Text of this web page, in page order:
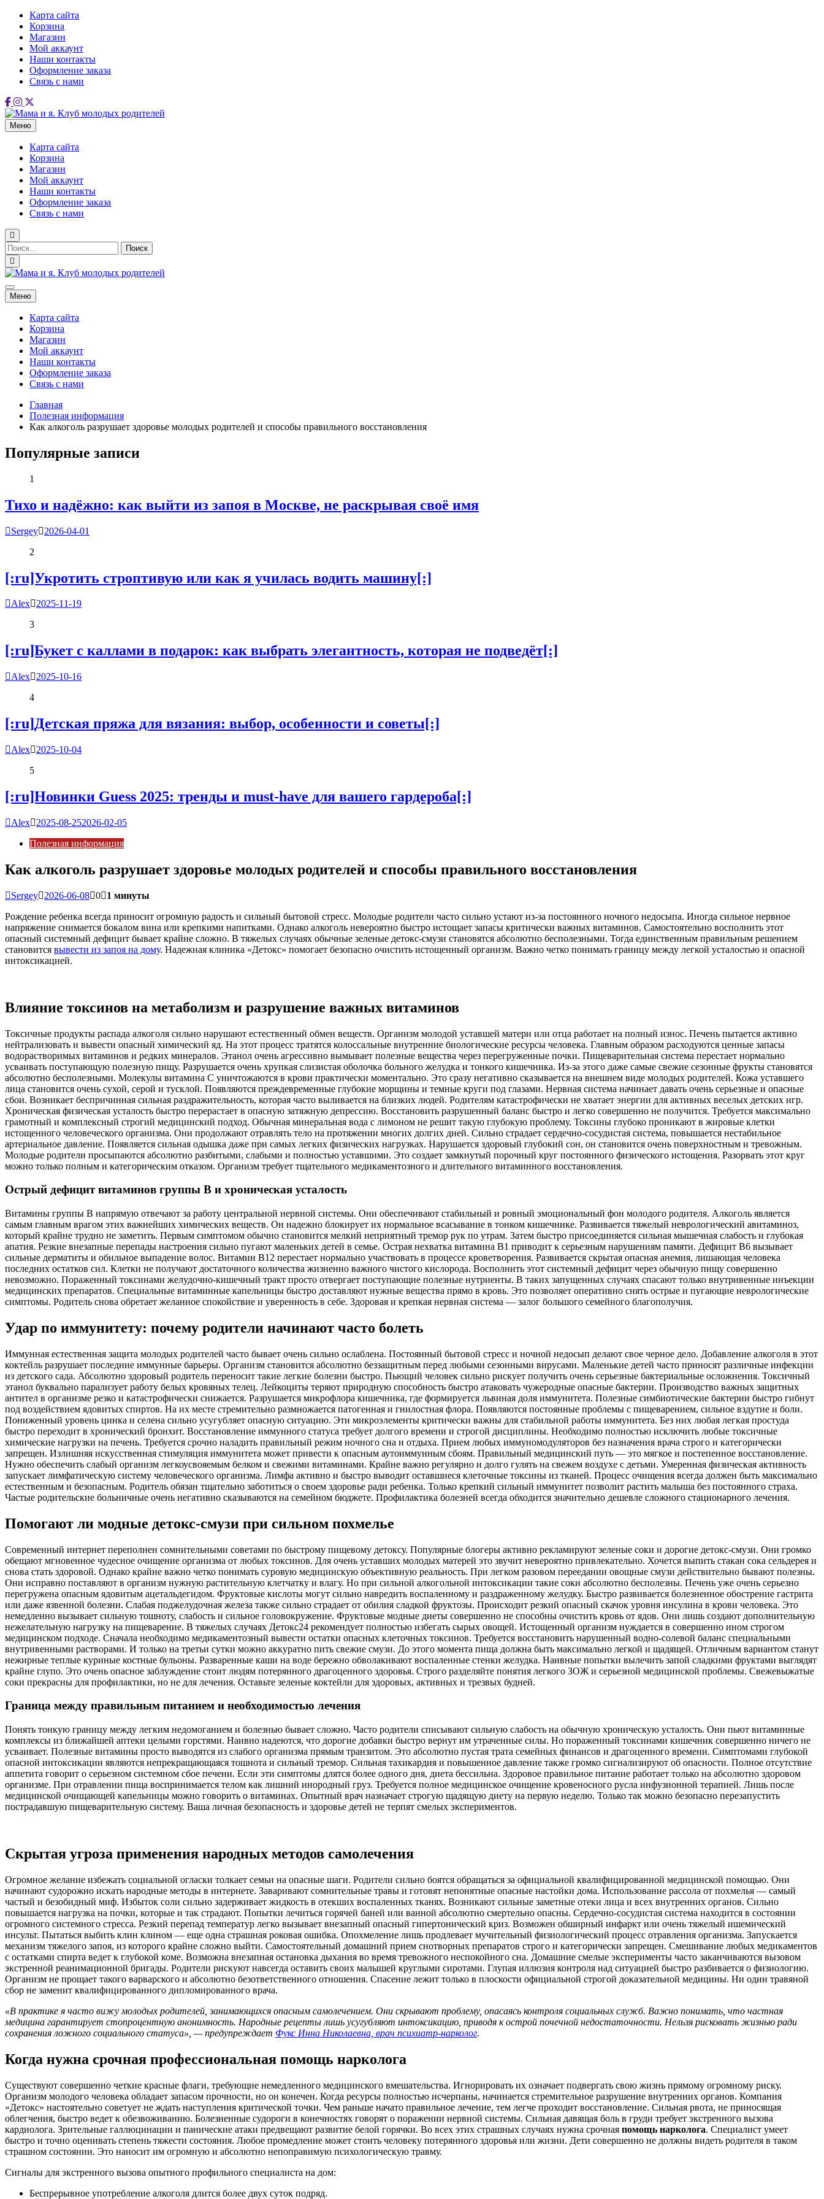
Перейти
содержимому
Карта сайта
Корзина
Магазин
Мой аккаунт
Наши контакты
Оформление заказа
Связь с нами
Мама и я. Клуб молодых родителей
Меню
Карта сайта
Корзина
Магазин
Мой аккаунт
Наши контакты
Оформление заказа
Связь с нами
Мама и я. Клуб молодых родителей
Меню
Карта сайта
Корзина
Магазин
Мой аккаунт
Наши контакты
Оформление заказа
Связь с нами
Главная
Полезная информация
Как алкоголь разрушает здоровье молодых родителей и способы правильного восстановления
Популярные записи
1
Тихо и надёжно: как выйти из запоя в Москве, не раскрывая своё имя
Sergey
2026-04-01
2
[:ru]Укротить строптивую или как я училась водить машину[:]
Alex 2025-11-19
3
[:ru]Букет с каллами в подарок: как выбрать элегантность, которая не подведёт[:]
Alex
2025-10-16
4
[:ru]Детская пряжа для вязания: выбор, особенности и советы[:]
Alex
2025-10-04
5
[:ru]Новинки Guess 2025: тренды и must-have для вашего гардероба[:]
Alex 2025-08-252026-02-05
Полезная информация
Как алкоголь разрушает здоровье молодых родителей и способы правильного восстановления
Sergey 2026-06-08 0
1 минуты
Рождение ребенка всегда приносит огромную радость и сильный бытовой стресс. Молодые родители часто сильно устают из-за постоянного ночного недосыпа. Иногда сильное нервное
напряжение снимается бокалом вина или крепкими напитками. Однако алкоголь невероятно быстро истощает запасы критически важных витаминов. Самостоятельно восполнить этот
опасный системный дефицит бывает крайне сложно. В тяжелых случаях обычные зеленые детокс-смузи становятся абсолютно бесполезными. Тогда единственным правильным решением
становится вывести из запоя на дому. Надежная клиника «Детокс» помогает безопасно очистить истощенный организм. Важно четко понимать границу между легкой усталостью и опасной
интоксикацией.
Влияние токсинов на метаболизм и разрушение важных витаминов
Токсичные продукты распада алкоголя сильно нарушают естественный обмен веществ. Организм молодой уставшей матери или отца работает на полный износ. Печень пытается активно
нейтрализовать и вывести опасный химический яд. На этот процесс тратятся колоссальные внутренние биологические ресурсы человека. Главным образом расходуются ценные запасы
водорастворимых витаминов и редких минералов. Этанол очень агрессивно вымывает полезные вещества через перегруженные почки. Пищеварительная система перестает нормально
усваивать поступающую полезную пищу. Разрушается очень хрупкая слизистая оболочка больного желудка и тонкого кишечника. Из-за этого даже самые свежие сезонные фрукты становятся
абсолютно бесполезными. Молекулы витамина С уничтожаются в крови практически моментально. Это сразу негативно сказывается на внешнем виде молодых родителей. Кожа уставшего
лица становится очень сухой, серой и тусклой. Появляются преждевременные глубокие морщины и темные круги под глазами. Нервная система начинает давать очень серьезные и опасные
сбои. Возникает беспричинная сильная раздражительность, которая часто выливается на близких людей. Родителям катастрофически не хватает энергии для активных веселых детских игр.
Хроническая физическая усталость быстро перерастает в опасную затяжную депрессию. Восстановить разрушенный баланс быстро и легко совершенно не получится. Требуется максимально
грамотный и комплексный строгий медицинский подход. Обычная минеральная вода с лимоном не решит такую глубокую проблему. Токсины глубоко проникают в жировые клетки
истощенного человеческого организма. Они продолжают отравлять тело на протяжении многих долгих дней. Сильно страдает сердечно-сосудистая система, повышается нестабильное
артериальное давление. Появляется сильная одышка даже при самых легких физических нагрузках. Нарушается здоровый глубокий сон, он становится очень поверхностным и тревожным.
Молодые родители просыпаются абсолютно разбитыми, слабыми и полностью уставшими. Это создает замкнутый порочный круг постоянного физического истощения. Разорвать этот круг
можно только полным и категорическим отказом. Организм требует тщательного медикаментозного и длительного витаминного восстановления.
Острый дефицит витаминов группы B и хроническая усталость
Витамины группы B напрямую отвечают за работу центральной нервной системы. Они обеспечивают стабильный и ровный эмоциональный фон молодого родителя. Алкоголь является
самым главным врагом этих важнейших химических веществ. Он надежно блокирует их нормальное всасывание в тонком кишечнике. Развивается тяжелый неврологический авитаминоз,
который крайне трудно не заметить. Первым симптомом обычно становится мелкий неприятный тремор рук по утрам. Затем быстро присоединяется сильная мышечная слабость и глубокая
апатия. Резкие внезапные перепады настроения сильно пугают маленьких детей в семье. Острая нехватка витамина B1 приводит к серьезным нарушениям памяти. Дефицит B6 вызывает
сильные дерматиты и обильное выпадение волос. Витамин B12 перестает нормально участвовать в процессе кроветворения. Развивается скрытая опасная анемия, лишающая человека
последних остатков сил. Клетки не получают достаточного количества жизненно важного чистого кислорода. Восполнить этот системный дефицит через обычную пищу совершенно
невозможно. Пораженный токсинами желудочно-кишечный тракт просто отвергает поступающие полезные нутриенты. В таких запущенных случаях спасают только внутривенные инъекции
медицинских препаратов. Специальные витаминные капельницы быстро доставляют нужные вещества прямо в кровь. Это позволяет оперативно снять острые и пугающие неврологические
симптомы. Родитель снова обретает желанное спокойствие и уверенность в себе. Здоровая и крепкая нервная система — залог большого семейного благополучия.
Удар по иммунитету: почему родители начинают часто болеть
Иммунная естественная защита молодых родителей часто бывает очень сильно ослаблена. Постоянный бытовой стресс и ночной недосып делают свое черное дело. Добавление алкоголя в этот
коктейль разрушает последние иммунные барьеры. Организм становится абсолютно беззащитным перед любыми сезонными вирусами. Маленькие детей часто приносят различные инфекции
из детского сада. Абсолютно здоровый родитель переносит такие легкие болезни быстро. Пьющий человек сильно рискует получить очень серьезные бактериальные осложнения. Токсичный
этанол буквально парализует работу белых кровяных телец. Лейкоциты теряют природную способность быстро атаковать чужеродные опасные бактерии. Производство важных защитных
антител в организме резко и катастрофически снижается. Разрушается микрофлора кишечника, где формируется львиная доля иммунитета. Полезные симбиотические бактерии быстро гибнут
под воздействием ядовитых спиртов. На их месте стремительно размножается патогенная и гнилостная флора. Появляются постоянные проблемы с пищеварением, сильное вздутие и боли.
Пониженный уровень цинка и селена сильно усугубляет опасную ситуацию. Эти микроэлементы критически важны для стабильной работы иммунитета. Без них любая легкая простуда
быстро переходит в хронический бронхит. Восстановление иммунного статуса требует долгого времени и строгой дисциплины. Необходимо полностью исключить любые токсичные
химические нагрузки на печень. Требуется срочно наладить правильный режим ночного сна и отдыха. Прием любых иммуномодуляторов без назначения врача строго и категорически
запрещен. Излишняя искусственная стимуляция иммунитета может привести к опасным аутоиммунным сбоям. Правильный медицинский путь — это мягкое и постепенное восстановление.
Нужно обеспечить слабый организм легкоусвояемым белком и свежими витаминами. Крайне важно регулярно и долго гулять на свежем воздухе с детьми. Умеренная физическая активность
запускает лимфатическую систему человеческого организма. Лимфа активно и быстро выводит оставшиеся клеточные токсины из тканей. Процесс очищения всегда должен быть максимально
естественным и безопасным. Родитель обязан тщательно заботиться о своем здоровье ради ребенка. Только крепкий сильный иммунитет позволит растить малыша без постоянного страха.
Частые родительские больничные очень негативно сказываются на семейном бюджете. Профилактика болезней всегда обходится значительно дешевле сложного стационарного лечения.
Помогают ли модные детокс-смузи при сильном похмелье
Современный интернет переполнен сомнительными советами по быстрому пищевому детоксу. Популярные блогеры активно рекламируют зеленые соки и дорогие детокс-смузи. Они громко
обещают мгновенное чудесное очищение организма от любых токсинов. Для очень уставших молодых матерей это звучит невероятно привлекательно. Хочется выпить стакан сока сельдерея и
снова стать здоровой. Однако крайне важно четко понимать суровую медицинскую объективную реальность. При легком разовом переедании овощные смузи действительно бывают полезны.
Они исправно поставляют в организм нужную растительную клетчатку и влагу. Но при сильной алкогольной интоксикации такие соки абсолютно бесполезны. Печень уже очень серьезно
перегружена опасным ядовитым ацетальдегидом. Фруктовые кислоты могут сильно навредить воспаленному и раздраженному желудку. Быстро развивается болезненное обострение гастрита
или даже язвенной болезни. Слабая поджелудочная железа также сильно страдает от обилия сладкой фруктозы. Происходит резкий опасный скачок уровня инсулина в крови человека. Это
немедленно вызывает сильную тошноту, слабость и сильное головокружение. Фруктовые модные диеты совершенно не способны очистить кровь от ядов. Они лишь создают дополнительную
нежелательную нагрузку на пищеварение. В тяжелых случаях Детокс24 рекомендует полностью избегать сырых овощей. Истощенный организм нуждается в совершенно ином строгом
медицинском подходе. Сначала необходимо медикаментозный вывести остатки опасных клеточных токсинов. Требуется восстановить нарушенный водно-солевой баланс специальными
внутривенными растворами. И только на третьи сутки можно аккуратно пить свежие смузи. До этого момента пища должна быть максимально легкой и щадящей. Отличным вариантом станут
нежирные теплые куриные костные бульоны. Разваренные каши на воде бережно обволакивают воспаленные стенки желудка. Наивные попытки вылечить запой сладкими фруктами выглядят
крайне глупо. Это очень опасное заблуждение стоит людям потерянного драгоценного здоровья. Строго разделяйте понятия легкого ЗОЖ и серьезной медицинской проблемы. Свежевыжатые
соки прекрасны для профилактики, но не для лечения. Оставьте зеленые коктейли для здоровых, активных и трезвых будней.
Граница между правильным питанием и необходимостью лечения
Понять тонкую границу между легким недомоганием и болезнью бывает сложно. Часто родители списывают сильную слабость на обычную хроническую усталость. Они пьют витаминные
комплексы из ближайшей аптеки целыми горстями. Наивно надеются, что дорогие добавки быстро вернут им утраченные силы. Но пораженный токсинами кишечник совершенно ничего не
усваивает. Полезные витамины просто выводятся из слабого организма прямым транзитом. Это абсолютно пустая трата семейных финансов и драгоценного времени. Симптомами глубокой
опасной интоксикации являются непрекращающаяся тошнота и сильный тремор. Сильная тахикардия и повышенное давление также громко сигнализируют об опасности. Полное отсутствие
аппетита говорит о серьезном системном сбое печени. Если эти симптомы длятся более одного дня, диета бессильна. Здоровое правильное питание работает только на абсолютно здоровом
организме. При отравлении пища воспринимается телом как лишний инородный груз. Требуется полное медицинское очищение кровеносного русла инфузионной терапией. Лишь после
медицинской очищающей капельницы можно говорить о витаминах. Опытный врач назначает строгую щадящую диету на первую неделю. Только так можно безопасно перезапустить
пострадавшую пищеварительную систему. Ваша личная безопасность и здоровье детей не терпят смелых экспериментов.
Скрытая угроза применения народных методов самолечения
Огромное желание избежать социальной огласки толкает семьи на опасные шаги. Родители сильно боятся обращаться за официальной квалифицированной медицинской помощью. Они
начинают судорожно искать народные методы в интернете. Заваривают сомнительные травы и готовят непонятные опасные настойки дома. Использование рассола от похмелья — самый
частый и безобидный миф. Избыток соли сильно задерживает жидкость в отекших воспаленных тканях. Возникают сильные заметные отеки лица и всех внутренних органов. Сильно
повышается нагрузка на почки, которые и так страдают. Попытки лечиться горячей баней или ванной абсолютно смертельно опасны. Сердечно-сосудистая система находится в состоянии
огромного системного стресса. Резкий перепад температур легко вызывает внезапный опасный гипертонический криз. Возможен обширный инфаркт или очень тяжелый ишемический
инсульт. Пытаться выбить клин клином — еще одна страшная роковая ошибка. Опохмеление лишь продлевает мучительный физиологический процесс отравления организма. Запускается
механизм тяжелого запоя, из которого крайне сложно выйти. Самостоятельный домашний прием снотворных препаратов строго и категорически запрещен. Смешивание любых медикаментов
с остатками спирта ведет к глубокой коме. Возможна внезапная остановка дыхания во время тревожного неспокойного сна. Домашние смелые эксперименты часто заканчиваются вызовом
экстренной реанимационной бригады. Родители рискуют навсегда оставить своих малышей круглыми сиротами. Глупая иллюзия контроля над ситуацией быстро разбивается о физиологию.
Организм не прощает такого варварского и абсолютно безответственного отношения. Спасение лежит только в плоскости официальной строгой доказательной медицины. Ни один травяной
сбор не заменит квалифицированного дипломированного врача.
«В практике я часто вижу молодых родителей, занимающихся опасным самолечением. Они скрывают проблему, опасаясь контроля социальных служб. Важно понимать, что частная
медицина гарантирует стопроцентную анонимность. Народные рецепты лишь усугубляют интоксикацию, приводя к острой почечной недостаточности. Нельзя рисковать жизнью ради
сохранения ложного социального статуса», — предупреждает Фукс Инна Николаевна, врач психиатр-нарколог.
Когда нужна срочная профессиональная помощь нарколога
Существуют совершенно четкие красные флаги, требующие немедленного медицинского вмешательства. Игнорировать их означает подвергать свою жизнь прямому огромному риску.
Организм молодого человека обладает запасом прочности, но он конечен. Когда ресурсы полностью исчерпаны, начинается стремительное разрушение внутренних органов. Компания
«Детокс» настоятельно советует не ждать наступления критической точки. Чем раньше начато правильное лечение, тем легче проходит восстановление. Сильная рвота, не приносящая
облегчения, быстро ведет к обезвоживанию. Болезненные судороги в конечностях говорят о поражении нервной системы. Сильная давящая боль в груди требует экстренного вызова
кардиолога. Зрительные галлюцинации и панические атаки предвещают развитие белой горячки. Во всех этих страшных случаях нужна срочная помощь нарколога. Специалист умеет
быстро и точно оценивать степень тяжести состояния. Любое промедление может стоить человеку потерянного здоровья или жизни. Дети совершенно не должны видеть родителя в таком
страшном состоянии. Это наносит им огромную и абсолютно непоправимую психологическую травму.
Сигналы для экстренного вызова опытного профильного специалиста на дом:
Беспрерывное употребление алкоголя длится более двух суток подряд.